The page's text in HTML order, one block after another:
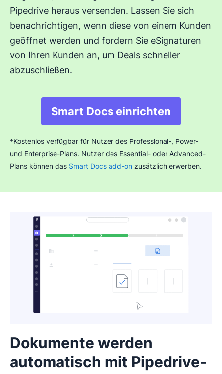
Pipedrive heraus versenden. Lassen Sie sich
benachrichtigen, wenn diese von einem Kunden
geöffnet werden und fordern Sie eSignaturen
von Ihren Kunden an, um Deals schneller
abzuschließen.
Smart Docs einrichten
In neuem Fenster
*Kostenlos verfügbar für Nutzer des Professional-, Power-
und Enterprise-Plans. Nutzer des Essential- oder Advanced-
Plans können das Smart Docs add-on zusätzlich erwerben.
Dokumente werden
automatisch mit Pipedrive-